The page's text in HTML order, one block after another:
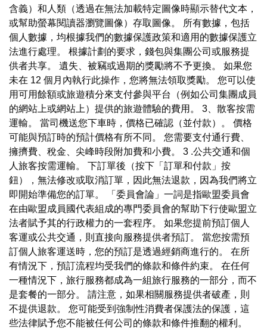
含義）和人類（透過在無法加載特定圖像時顯示替代文本，
或幫助螢幕閱讀器瀏覽圖像）存取圖像。 所有數據，包括
個人數據，均根據我們的數據保護政策和適用的數據保護立
法進行處理。 根據計劃的要求，錢包與集團公司或服務提
供者共享。 遺失、被竊或過期的獎勵將不予更換。 如果您
未在 12 個月內執行此操作，您將無法領取獎勵。 您可以使
用可用餘額或旅遊積分來支付參與平台（例如公司集團成員
的網站上或網站上）提供的旅遊體驗的費用。 3、散客按需
運輸。 當司機送您下車時，價格已確認（並付款）。 價格
可能與預訂時的預計價格有所不同。 您需要支付通行費、
擁擠費、稅金、尖峰時段附加費和小費。 3 .公共交通和個
人旅客按需運輸。 下訂單後（按下「訂單和付款」按
鈕），無法修改或取消訂單，因此無法退款，因為我們將立
即開始準備您的訂單。 「委員會論」一詞是指歐盟委員會
在由歐盟成員國代表組成的專門委員會的幫助下行使歐盟立
法者賦予其的行政權力的一套程序。 如果您提前預訂個人
客運或公共交通，則直接向服務提供者預訂。 當您按需預
訂個人旅客運送時，您的預訂是透過經銷商進行的。 在所
有情況下，預訂流程均受我們的條款和條件約束。 在任何
一種情況下，旅行服務都成為一組旅行服務的一部分，而不
是套餐的一部分。 請注意，如果相關服務提供者破產，則
不提供退款。 您可能受到強制性消費者保護法的保護，這
些法律賦予您不能被任何公司的條款和條件推翻的權利。